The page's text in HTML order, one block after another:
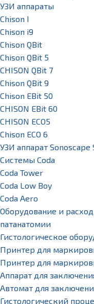
УЗИ аппараты
Chison I
Chison i9
Chison QBit
Chison QBit 5
CHISON QBit 7
Chison QBit 9
Chison EBit 50
CHISON EBit 60
CHISON ECO5
Chison ECO 6
УЗИ аппарат Sonoscape
Системы Coda
Coda Tower
Coda Low Boy
Coda Aero
Оборудование и
патанатомии
Гистологическое
Принтер для
Принтер для
Аппарат для
Автомат для
Гистологический